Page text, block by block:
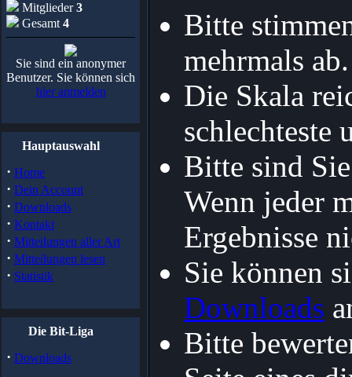
Mitglieder3
Gesamt 4
Sie sind ein anonymer
Benutzer. Sie können sich
hier anmelden
Hauptauswahl
· Home
· Dein Account
· Downloads
· Kontakt
· Mitteilungen aller Art
· Mitteilungen lesen
· Statistik
Die Bit-Liga
· Downloads
Bitte
mehrmals ab.
Die Skala
schlechteste
Bitte sind
Wenn jeder
Ergebnisse
Sie können
Downloads
Bitte